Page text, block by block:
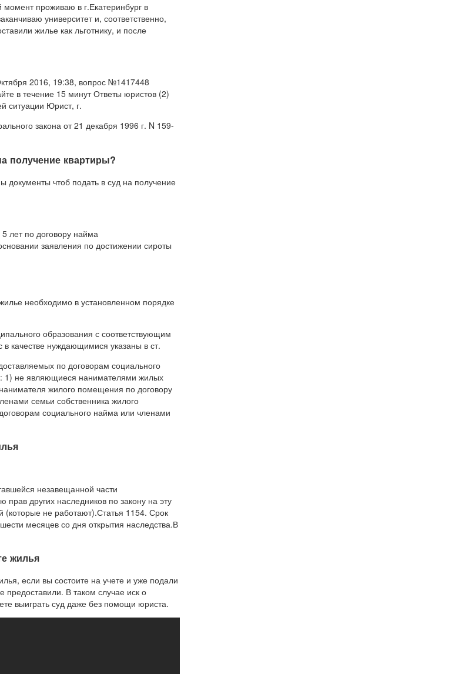
проживаю в г.Екатеринбург в
университет и, соответственно,
жилье как льготнику, и после
2016, 19:38, вопрос №1417448
в течение 15 минут Ответы юристов (2)
ситуации Юрист, г.
закона от 21 декабря 1996 г. N 159-
получение квартиры?
чтоб подать в суд на получение
лет по договору найма
заявления по достижении сироты
необходимо в установленном порядке
образования с соответствующим
качестве нуждающимися указаны в ст.
по договорам социального
не являющиеся нанимателями жилых
жилого помещения по договору
семьи собственника жилого
социального найма или членами
незавещанной части
других наследников по закону на эту
(которые не работают).Статья 1154. Срок
месяцев со дня открытия наследства.В
жилья
если вы состоите на учете и уже подали
В таком случае иск о
выиграть суд даже без помощи юриста.